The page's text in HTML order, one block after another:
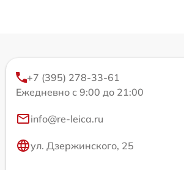
+7 (395) 278-33-61
Ежедневно с 9:00 до 21:00
info@re-leica.ru
ул. Дзержинского, 25